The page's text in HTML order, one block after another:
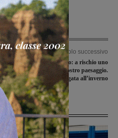
Articolo successivo
Cipressi sotto attacco: a rischio uno
degli alberi tipici del nostro paesaggio.
La speranza è legata all’inverno